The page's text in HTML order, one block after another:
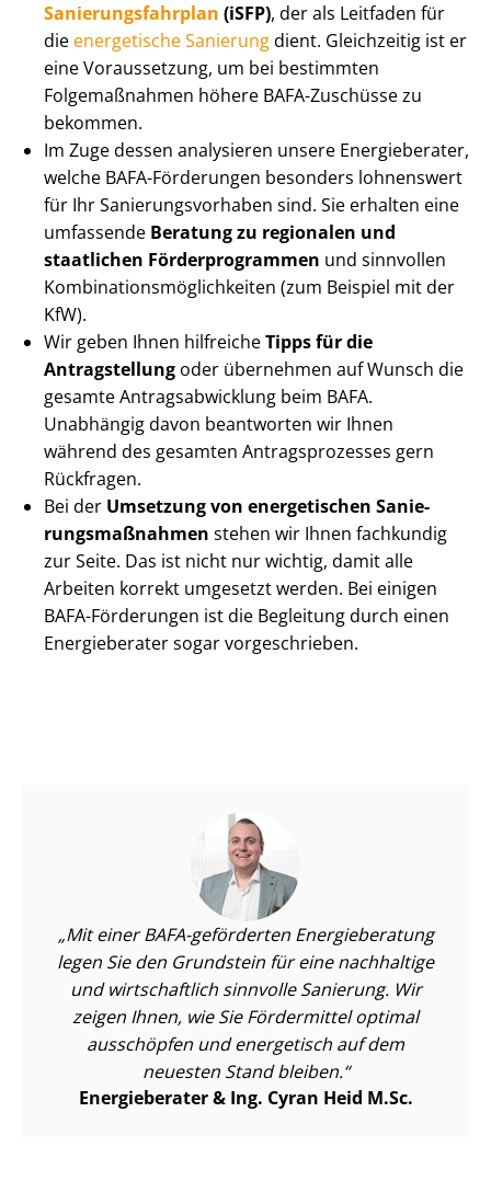
Sa­nie­rungs­fahr­plan (iSFP), der als Leitfaden für
die energetische Sanierungdient. Gleichzeitig ist er
eine Voraussetzung, um bei bestimmten
Folgemaßnahmen höhere BAFA-Zuschüsse zu
bekommen.
Im Zuge dessen analysieren unsere Energieberater,
welche BAFA-Förderungen besonders lohnenswert
für Ihr Sa­nie­rungs­vor­ha­ben sind. Sie erhalten eine
umfassende Beratung zu regionalen und
staatlichen För­der­pro­gram­men und sinnvollen
Kom­bi­na­ti­ons­mög­lich­kei­ten (zum Beispiel mit der
KfW).
Wir geben Ihnen hilfreicheTipps für die
Antragstellung oder übernehmen auf Wunsch die
gesamte An­trags­ab­wick­lung beim BAFA.
Unabhängig davon beantworten wir Ihnen
während des gesamten An­trags­pro­zes­ses gern
Rückfragen.
Bei der Umsetzung von energetischen Sa­nie­
rungs­maß­nah­men stehen wir Ihnen fachkundig
zur Seite. Das ist nicht nur wichtig, damit alle
Arbeiten korrekt umgesetzt werden. Bei einigen
BAFA-Förderungen ist die Begleitung durch einen
Energieberater sogar vorgeschrieben.
Mit einer BAFA-geförderten Energieberatung
legen Sie den Grundstein für eine nachhaltige
und wirtschaftlich sinnvolle Sanierung. Wir
zeigen Ihnen, wie Sie Fördermittel optimal
ausschöpfen und energetisch auf dem
neuesten Stand bleiben.
Energieberater & Ing. Cyran Heid M.Sc.